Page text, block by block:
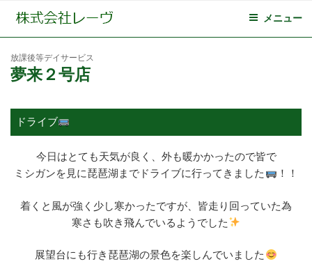
メニュー
放課後等デイサービス
夢来２号店
ドライブ
今日はとても天気が良く、外も暖かかったので皆で
ミシガンを見に琵琶湖までドライブに行ってきました
！！
着くと風が強く少し寒かったですが、皆走り回っていた為
寒さも吹き飛んでいるようでした
展望台にも行き琵琶湖の景色を楽しんでいました